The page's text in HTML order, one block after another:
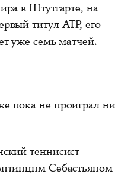
в Штутгарте, на
титул ATP, его
уже семь матчей.
пока не проиграл ни
теннисист
Себастьяном